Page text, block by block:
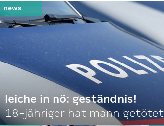
leiche in nö: geständnis!
18-jähriger hat mann getötet